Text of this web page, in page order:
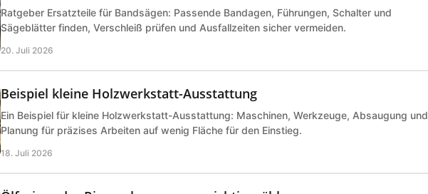
Ratgeber Ersatzteile für Bandsägen: Passende Bandagen, Führungen, Schalter und
Sägeblätter finden, Verschleiß prüfen und Ausfallzeiten sicher vermeiden.
20. Juli 2026
Beispiel kleine Holzwerkstatt-Ausstattung
Ein Beispiel für kleine Holzwerkstatt-Ausstattung: Maschinen, Werkzeuge, Absaugung und
Planung für präzises Arbeiten auf wenig Fläche für den Einstieg.
18. Juli 2026